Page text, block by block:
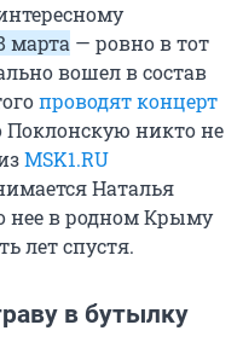
марта — ровно в тот
вошел в состав
проводят концерт
Поклонскую никто не
MSK1.RU
Наталья
нее в родном Крыму
лет спустя.
в бутылку